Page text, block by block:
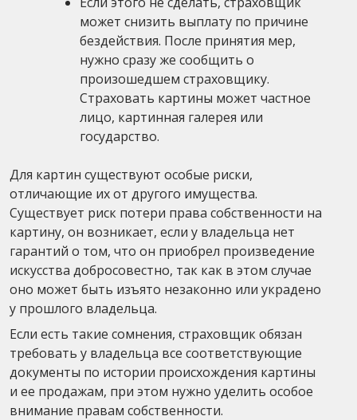
может снизить выплату по причине
бездействия. После принятия мер,
нужно сразу же сообщить о
произошедшем страховщику.
Страховать картины может частное
лицо, картинная галерея или
государство.
Для картин существуют особые риски,
отличающие их от другого имущества.
Существует риск потери права собственности на
картину, он возникает, если у владельца нет
гарантий о том, что он приобрел произведение
искусства добросовестно, так как в этом случае
оно может быть изъято незаконно или украдено
у прошлого владельца.
Если есть такие сомнения, страховщик обязан
требовать у владельца все соответствующие
документы по истории происхождения картины
и ее продажам, при этом нужно уделить особое
внимание правам собственности.